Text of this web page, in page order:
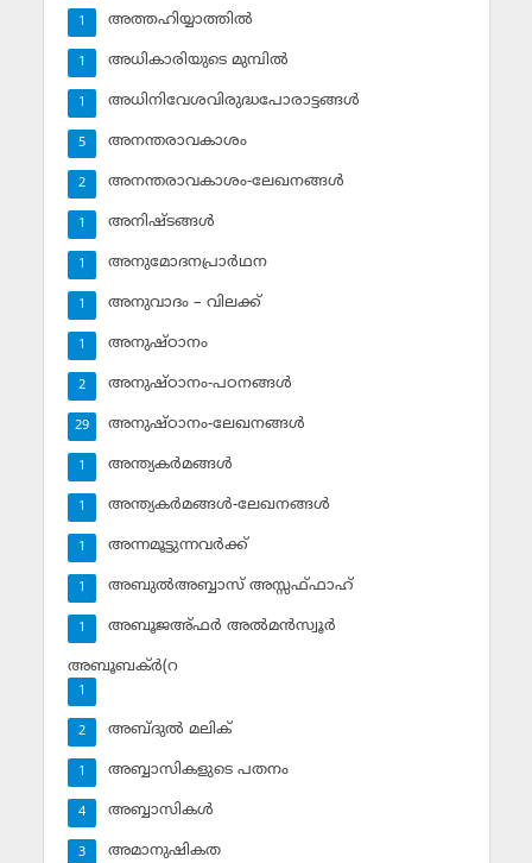
അത്തഹിയ്യാത്തില്‍
1
അധികാരിയുടെ മുമ്പില്‍
1
അധിനിവേശവിരുദ്ധപോരാട്ടങ്ങള്‍
1
അനന്തരാവകാശം
5
അനന്തരാവകാശം-ലേഖനങ്ങള്‍
2
അനിഷ്ടങ്ങള്‍
1
അനുമോദനപ്രാര്‍ഥന
1
അനുവാദം – വിലക്ക്‌
1
അനുഷ്ഠാനം
1
അനുഷ്ഠാനം-പഠനങ്ങള്‍
2
അനുഷ്ഠാനം-ലേഖനങ്ങള്‍
29
അന്ത്യകര്‍മങ്ങള്‍
1
അന്ത്യകര്‍മങ്ങള്‍-ലേഖനങ്ങള്‍
1
അന്നമൂട്ടുന്നവര്‍ക്ക്
1
അബുല്‍അബ്ബാസ് അസ്സഫ്ഫാഹ്‌
1
അബൂജഅ്ഫര്‍ അല്‍മന്‍സ്വൂര്‍
1
അബൂബക്ര്‍(റ
1
അബ്ദുല്‍ മലിക്‌
2
അബ്ബാസികളുടെ പതനം
1
അബ്ബാസികള്‍
4
അമാനുഷികത
3